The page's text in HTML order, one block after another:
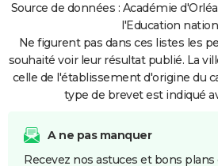
Source de données : Académie
l'Education
Ne figurent pas dans ces listes les
souhaité voir leur résultat publié. La
celle de l'établissement d'origine du
type de brevet est indiqué
A ne pas manquer
Recevez nos astuces et bons